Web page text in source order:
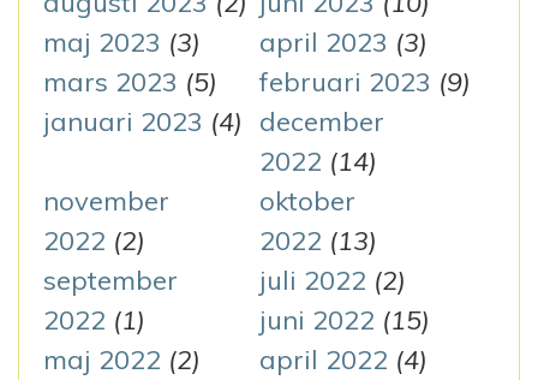
maj 2023 (3) april 2023 (3)
mars 2023 (5) februari 2023 (9)
januari 2023 (4)
december
2022 (14)
november
2022 (2)
oktober
2022 (13)
september
2022 (1)
juli 2022 (2)
juni 2022 (15)
maj 2022 (2) april 2022 (4)